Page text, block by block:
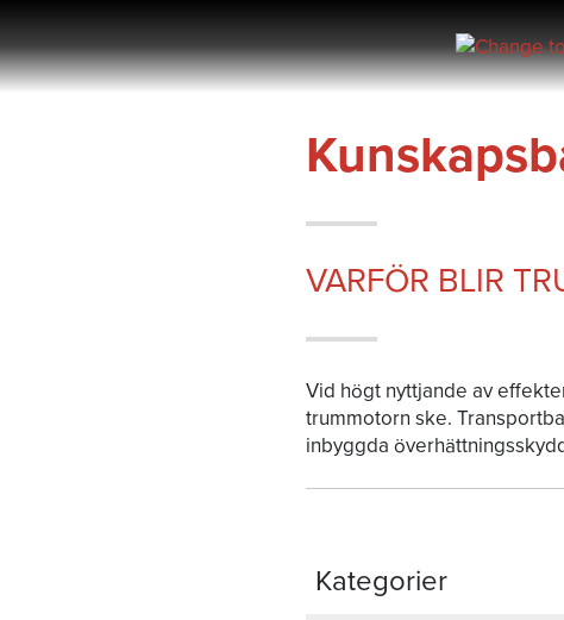
innehållet
VARFÖR BLIR
Vid högt nyttjande av
trummotorn ske.
inbyggda
Kategorier